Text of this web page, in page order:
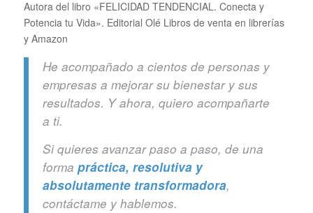
Autora del libro «FELICIDAD TENDENCIAL. Conecta y
Potencia tu Vida». Editorial Olé Libros de venta en librerías
y Amazon
He acompañado a cientos de personas y
empresas a mejorar su bienestar y sus
resultados. Y ahora, quiero acompañarte
a ti.
Si quieres avanzar paso a paso, de una
forma práctica, resolutiva y
absolutamente transformadora,
contáctame y hablemos.